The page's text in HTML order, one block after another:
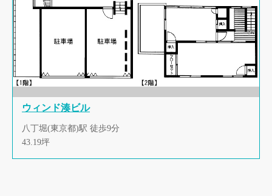
ウィンド湊ビル
八丁堀(東京都)駅 徒歩9分
43.19坪